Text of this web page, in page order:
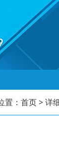
置： 首页> 详